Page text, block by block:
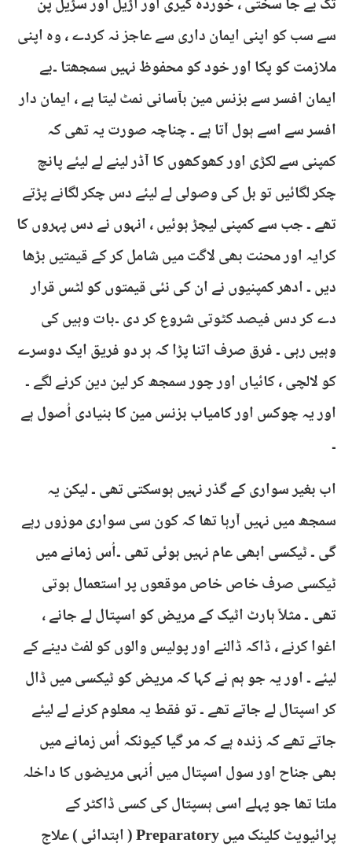
تک بے جا سختی ، خوردہ گیری اور اڑیل اور سڑیل پن
سے سب کو اپنی ایمان داری سے عاجز نہ کردے ، وہ اپنی
ملازمت کو پکا اور خود کو محفوظ نہیں سمجھتا ۔بے
ایمان افسر سے بزنس مین بآسانی نمٹ لیتا ہے ، ایمان دار
افسر سے اسے ہول آتا ہے ۔ چناچہ صورت یہ تھی کہ
کمپنی سے لکڑی اور کھوکھوں کا آڈر لینے لے لیئے پانچ
چکر لگائیں تو بل کی وصولی لے لیئے دس چکر لگانے پڑتے
تھے ۔ جب سے کمپنی لیچڑ ہوئیں ، انہوں نے دس پہروں کا
کرایہ اور محنت بھی لاگت میں شامل کر کے قیمتیں بڑھا
دیں ۔ ادھر کمپنیوں نے ان کی نئی قیمتوں کو لٹس قرار
دے کر دس فیصد کٹوتی شروع کر دی ۔بات وہیں کی
وہیں رہی ۔ فرق صرف اتنا پڑا کہ ہر دو فریق ایک دوسرے
کو لالچی ، کائیاں اور چور سمجھ کر لین دین کرنے لگے ۔
اور یہ چوکس اور کامیاب بزنس مین کا بنیادی اُصول ہے
۔
اب بغیر سواری کے گذر نہیں ہوسکتی تھی ۔ لیکن یہ
سمجھ میں نہیں آرہا تھا کہ کون سی سواری موزوں رہے
گی ۔ ٹیکسی ابھی عام نہیں ہوئی تھی ۔اُس زمانے میں
ٹیکسی صرف خاص خاص موقعوں پر استعمال ہوتی
تھی ۔ مثلاً ہارٹ اٹیک کے مریض کو اسپتال لے جانے ،
اغوا کرنے ، ڈاکہ ڈالنے اور پولیس والوں کو لفٹ دینے کے
لیئے ۔ اور یہ جو ہم نے کہا کہ مریض کو ٹیکسی میں ڈال
کر اسپتال لے جاتے تھے ۔ تو فقط یہ معلوم کرنے لے لیئے
جاتے تھے کہ زندہ ہے کہ مر گیا کیونکہ اُس زمانے میں
بھی جناح اور سول اسپتال میں اُنہی مریضوں کا داخلہ
ملتا تھا جو پہلے اسی ہسپتال کی کسی ڈاکٹر کے
پرائیویٹ کلینک میں Preparatory ( ابتدائی ) علاج